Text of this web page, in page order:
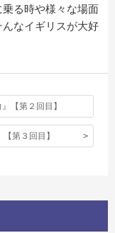
る時や様々な場面
なイギリスが大好
【第２回目】
第３回目】